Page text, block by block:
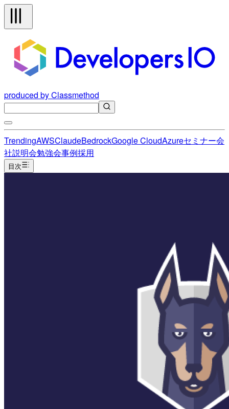
produced by Classmethod
TrendingAWSClaudeBedrockGoogle CloudAzureセミナー会
社説明会勉強会事例採用
目次